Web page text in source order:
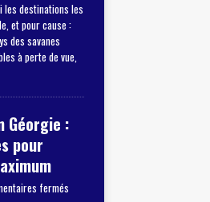
les destinations les
et pour cause :
des savanes
à perte de vue,
Géorgie :
pour
fermés